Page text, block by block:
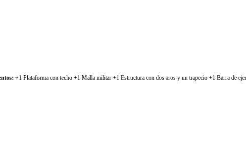
+1 Plataforma con techo +1 Malla militar +1 Estructura con dos aros y un trapecio +1 Barra de